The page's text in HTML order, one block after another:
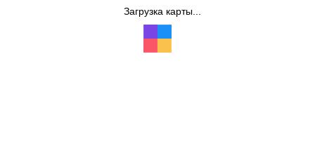
Загрузка карты...